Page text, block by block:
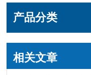
产品分类
相关文章